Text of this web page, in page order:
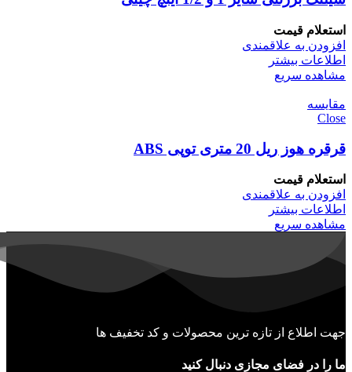
استعلام قیمت
افزودن به علاقمندی
اطلاعات بیشتر
مشاهده سریع
مقایسه
Close
قرقره هوز ریل 20 متری توپی ABS
استعلام قیمت
افزودن به علاقمندی
اطلاعات بیشتر
مشاهده سریع
جهت اطلاع از تازه ترین محصولات و کد تخفیف ها
ما را در فضای مجازی دنبال کنید